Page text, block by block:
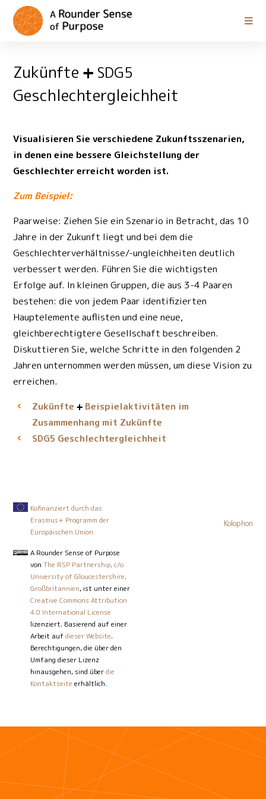
Zukünfte SDG5
Geschlechtergleichheit
Visualisieren Sie verschiedene Zukunftsszenarien,
in denen eine bessere Gleichstellung der
Geschlechter erreicht worden ist.
Zum Beispiel:
Paarweise: Ziehen Sie ein Szenario in Betracht, das 10
Jahre in der Zukunft liegt und bei dem die
Geschlechterverhältnisse/-ungleichheiten deutlich
verbessert werden. Führen Sie die wichtigsten
Erfolge auf. In kleinen Gruppen, die aus 3-4 Paaren
bestehen: die von jedem Paar identifizierten
Hauptelemente auflisten und eine neue,
gleichberechtigtere Gesellschaft beschreiben.
Diskuttieren Sie, welche Schritte in den folgenden 2
Jahren unternommen werden müssen, um diese Vision zu
erreichen.
Zukünfte
Beispielaktivitäten im
Zusammenhang mit Zukünfte
SDG5 Geschlechtergleichheit
Kofinanziert durch das
Erasmus+ Programm der
Europäischen Union
A Rounder Sense of Purpose
vonThe RSP Partnership, c/o
University of Gloucestershire,
Großbritannien, ist unter einer
Creative Commons Attribution
4.0 International License
lizenziert. Basierend auf einer
Arbeit aufdieser Website.
Berechtigungen, die über den
Umfang dieser Lizenz
hinausgehen, sind überdie
Kontaktseite erhältlich.
Kolophon